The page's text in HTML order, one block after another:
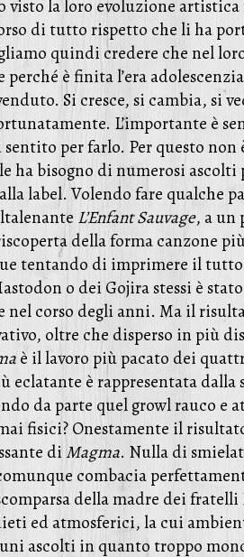
la loro evoluzione
di tutto rispetto che li ha
quindi credere che nel
è finita l’era
Si cresce, si cambia, si
L’importante è
per farlo. Per questo non
ha bisogno di numerosi ascolti
label. Volendo fare qualche
L’Enfant Sauvage, a un
della forma canzone
tentando di imprimere il
o dei Gojira stessi è
corso degli anni. Ma il
oltre che disperso in più
è il lavoro più pacato dei
eclatante è rappresentata dalla
da parte quel growl rauco e
fisici? Onestamente il
di Magma. Nulla di
combacia
della madre dei
ed atmosferici, la cui
ascolti in quanto troppo